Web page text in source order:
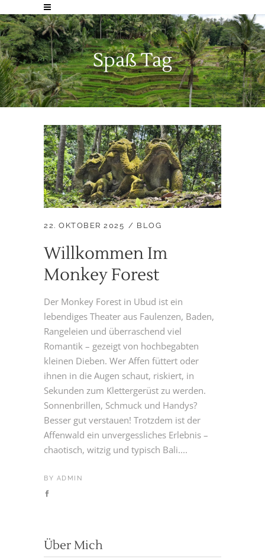
Spaß Tag
22. OKTOBER 2025 BLOG
Willkommen Im
Monkey Forest
Der Monkey Forest in Ubud ist ein
lebendiges Theater aus Faulenzen, Baden,
Rangeleien und überraschend viel
Romantik – gezeigt von hochbegabten
kleinen Dieben. Wer Affen füttert oder
ihnen in die Augen schaut, riskiert, in
Sekunden zum Klettergerüst zu werden.
Sonnenbrillen, Schmuck und Handys?
Besser gut verstauen! Trotzdem ist der
Affenwald ein unvergessliches Erlebnis –
chaotisch, witzig und typisch Bali....
BY ADMIN
Über Mich